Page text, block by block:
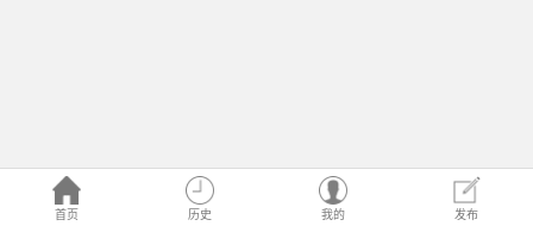
首页 历史 我的 发布